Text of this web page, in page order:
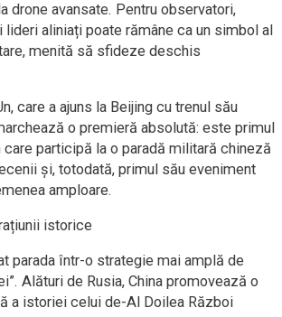
drone avansate. Pentru observatori,
lideri aliniați poate rămâne ca un simbol al
menită să sfideze deschis
care a ajuns la Beijing cu trenul său
o premieră absolută: este primul
participă la o paradă militară chineză
și, totodată, primul său eveniment
amploare.
istorice
parada într-o strategie mai amplă de
Alături de Rusia, China promovează o
a istoriei celui de-Al Doilea Război